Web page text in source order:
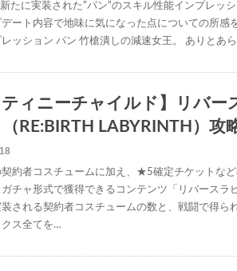
たに実装された”パン”のスキル性能インプレッシ
ート内容で地味に気になった点についての所感
ッション パン 竹槍潰しの減速女王。 ありとあ
ティニーチャイルド】リバー
RE:BIRTH LABYRINTH）攻
契約者コスチュームに加え、★5確定チケットな
チャ形式で獲得できるコンテンツ「リバースラ
される契約者コスチュームの数と、戦闘で得ら
ス全てを…